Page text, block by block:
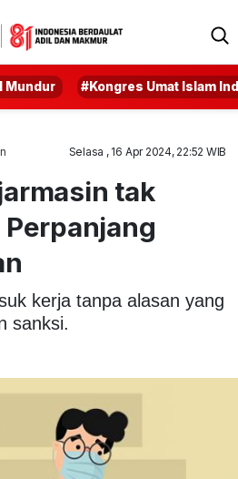
Mundur #Kongres Umat Islam
Selasa , 16 Apr 2024, 22:52 WIB
tak
kerja tanpa alasan yang
sanksi.